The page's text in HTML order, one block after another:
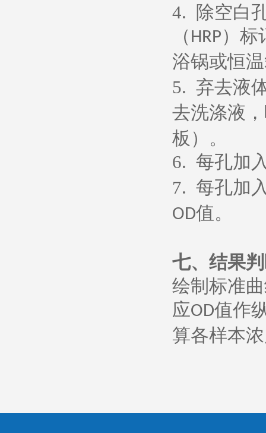
4. 除空白
（ HRP）标
浴锅或恒
5. 弃去液
去洗涤液
板）。
6. 每孔加
7. 每孔加
OD值。
七、 结果
绘制标准
应OD值作
算各样本